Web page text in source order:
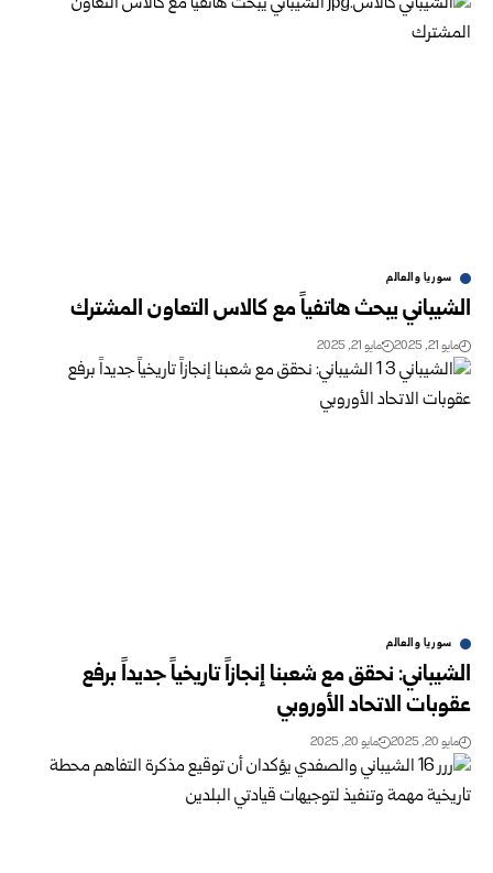
سوريا والعالم
الشيباني يبحث هاتفياً مع كالاس التعاون المشترك
مايو 21, 2025 مايو 21, 2025
سوريا والعالم
الشيباني: نحقق مع شعبنا إنجازاً تاريخياً جديداً برفع
عقوبات الاتحاد الأوروبي
مايو 20, 2025 مايو 20, 2025